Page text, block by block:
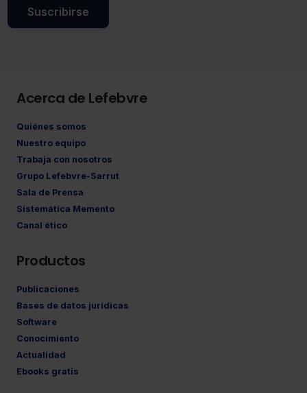
Suscribirse
Acerca de Lefebvre
Quiénes somos
Nuestro equipo
Trabaja con nosotros
Grupo Lefebvre-Sarrut
Sala de Prensa
Sistemática Memento
Canal ético
Productos
Publicaciones
Bases de datos jurídicas
Software
Conocimiento
Actualidad
Ebooks gratis